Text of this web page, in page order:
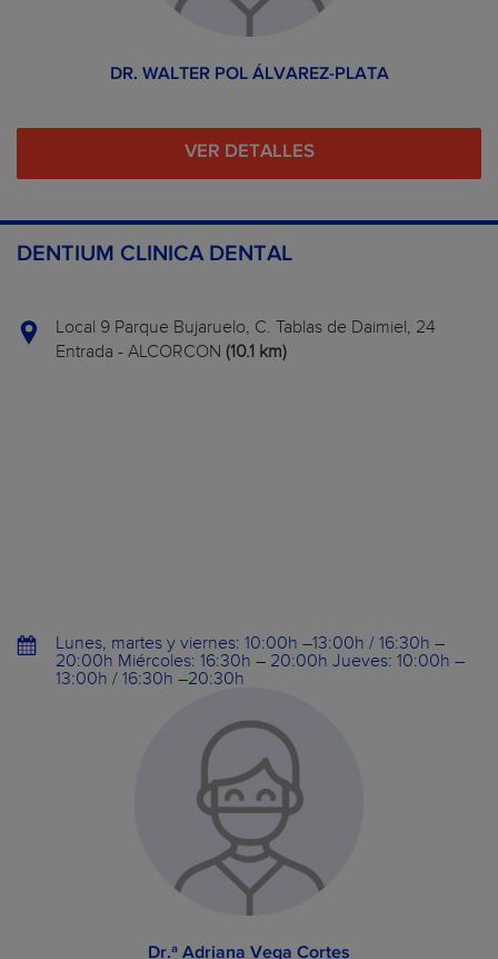
DR. WALTER POL ÁLVAREZ-PLATA
VER DETALLES
DENTIUM CLINICA DENTAL
Local 9 Parque Bujaruelo, C. Tablas de Daimiel, 24
Entrada - ALCORCON (10.1 km)
Lunes, martes y viernes: 10:00h –13:00h / 16:30h –
20:00h Miércoles: 16:30h – 20:00h Jueves: 10:00h –
13:00h / 16:30h –20:30h
Dr.ª Adriana Vega Cortes